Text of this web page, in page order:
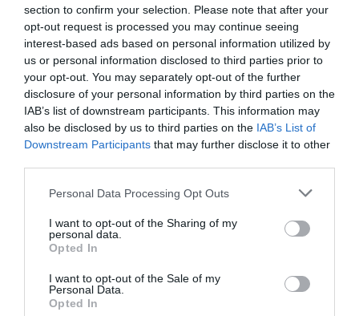
section to confirm your selection. Please note that after your
opt-out request is processed you may continue seeing
interest-based ads based on personal information utilized by
us or personal information disclosed to third parties prior to
your opt-out. You may separately opt-out of the further
disclosure of your personal information by third parties on the
IAB’s list of downstream participants. This information may
also be disclosed by us to third parties on the IAB’s List of
Downstream Participants that may further disclose it to other
Personal Data Processing Opt Outs
I want to opt-out of the Sharing of my
personal data.
Opted In
I want to opt-out of the Sale of my
Personal Data.
Opted In
Νέοι Διαγωνισμοί❯
Tags
ΕΚΔΟΣΕΙΣ ΚΑΣΤΑΝΙΩΤΗ
Newsletter
Κάθε βδομάδα στο e-mail σας τα τελευταία νέα για
την Τέχνη και τον Πολιτισμό!
Ακολουθήστε το Culturenow.gr